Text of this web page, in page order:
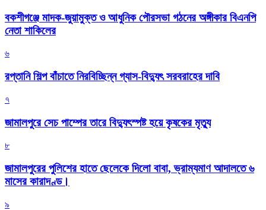
বকশীগঞ্জে মাদক-জুয়ামুক্ত ও আধুনিক পৌরসভা গঠনের অঙ্গীকার বিএনপি
নেতা শাকিলের
৬
রপ্তানি শিল্প বাঁচাতে নিরবিচ্ছিন্ন গ্যাস-বিদ্যুৎ সরবরাহের দাবি
৭
জামালপুরে সেচ পাম্পের তারে বিদ্যুৎস্পষ্ট হয়ে কৃষকের মৃত্যু
৮
জামালপুরের পুলিশের হাতে ছেলেকে দিলো বাবা, ভ্রাম্যমাণ আদালতে ৬
মাসের কারাদণ্ড।
৯